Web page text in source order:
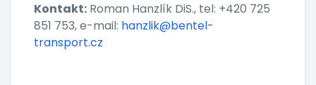
Kontakt: Roman Hanzlík DiS., tel: +420 725
851 753, e-mail: hanzlik@bentel-
transport.cz